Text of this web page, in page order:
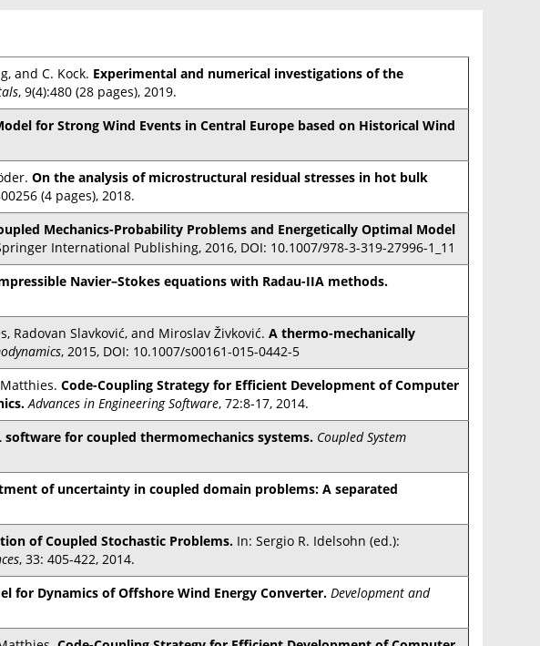
and C. Kock. Experimental and numerical investigations of the
, 9(4):480 (28 pages), 2019.
for Strong Wind Events in Central Europe based on Historical Wind
On the analysis of microstructural residual stresses in hot bulk
(4 pages), 2018.
Mechanics-Probability Problems and Energetically Optimal Model
International Publishing, 2016, DOI: 10.1007/978-3-319-27996-1_11
Navier–Stokes equations with Radau-IIA methods.
Radovan Slavković, and Miroslav Živković. A thermo-mechanically
, 2015, DOI: 10.1007/s00161-015-0442-5
Code-Coupling Strategy for Efficient Development of Computer
Advances in Engineering Software, 72:8-17, 2014.
for coupled thermomechanics systems. Coupled System
of uncertainty in coupled domain problems: A separated
of Coupled Stochastic Problems. In: Sergio R. Idelsohn (ed.):
, 33: 405-422, 2014.
for Dynamics of Offshore Wind Energy Converter. Development and